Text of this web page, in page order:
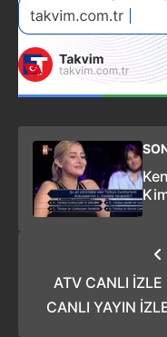
ATV CANLI
CANLI YAYIN